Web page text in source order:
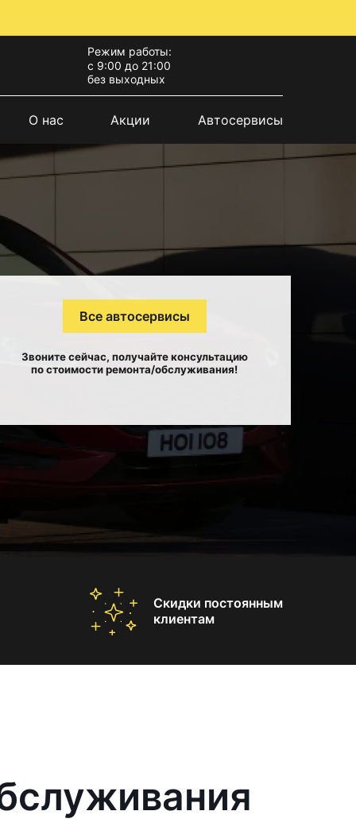
Режим работы:
с 9:00 до 21:00
без выходных
О нас Акции Автосервисы
Все автосервисы
Звоните сейчас, получайте консультацию
по стоимости ремонта/обслуживания!
Скидки постоянным
клиентам